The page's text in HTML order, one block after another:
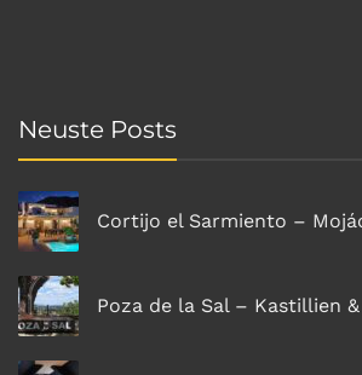
Neuste Posts
Cortijo el Sarmiento –
Poza de la Sal – Kastillien